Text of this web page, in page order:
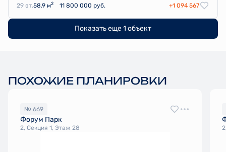
29 эт.58.9 м2 11 800 000 руб. +1 094 567
Показать еще 1 объект
ПОХОЖИЕ ПЛАНИРОВКИ
№ 669
Форум Парк
2, Секция 1, Этаж 28